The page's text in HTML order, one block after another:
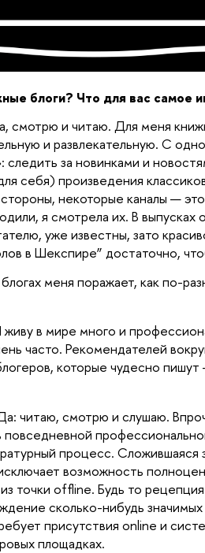
блоги? Что для вас самое
смотрю и читаю. Для меня
и развлекательную. С
следить за новинками и
себя) произведения
некоторые каналы —
я смотрела их. В выпусках
уже известны, зато
в Шекспире” достаточно,
меня поражает, как по-
живу в мире много и
часто. Рекомендателей
которые чудесно
читаю, смотрю и слушаю.
процесс. Сложившаяся
возможность
точки offline. Будь то
сколько-нибудь
присутствия online и
площадках.